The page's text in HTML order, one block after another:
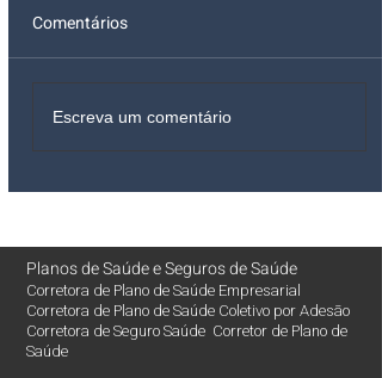
Comentários
Escreva um comentário
Planos de SaúdeeSeguros de Saúde
Corretora de Plano de Saúde Empresarial
Corretora de Plano de Saúde Coletivo por Adesão
Corretora de Seguro Saúde Corretor de Plano de
Saúde